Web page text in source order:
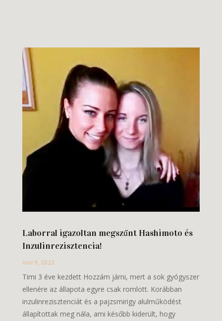
Laborral igazoltan megszűnt Hashimoto és
Inzulinrezisztencia!
nov 9, 2023
Timi 3 éve kezdett Hozzám járni, mert a sok gyógyszer
ellenére az állapota egyre csak romlott. Korábban
inzulinrezisztenciát és a pajzsmirigy alulműködést
állapítottak meg nála, ami később kiderült, hogy